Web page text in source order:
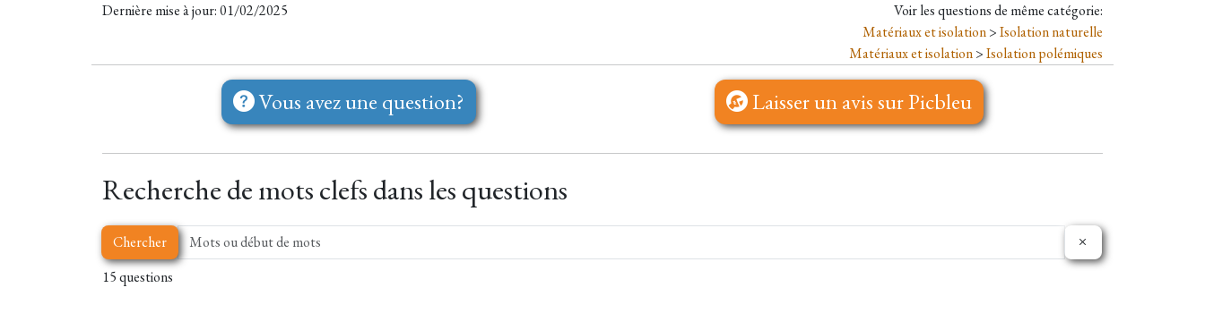
Dernière mise à jour: 01/02/2025
Voir les questions de même catégorie:
Matériaux et isolation>Isolation naturelle
Matériaux et isolation>Isolation polémiques
Vous avez une question? Laisser un avis sur Picbleu
Recherche de mots clefs dans les questions
Chercher
15 questions